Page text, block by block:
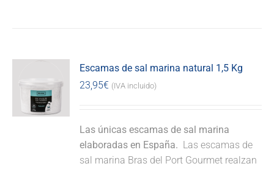
Escamas de sal marina natural 1,5 Kg
23,95€ (IVA incluido)
Las únicas escamas de sal marina
elaboradas en España. Las escamas de
sal marina Bras del Port Gourmet realzan